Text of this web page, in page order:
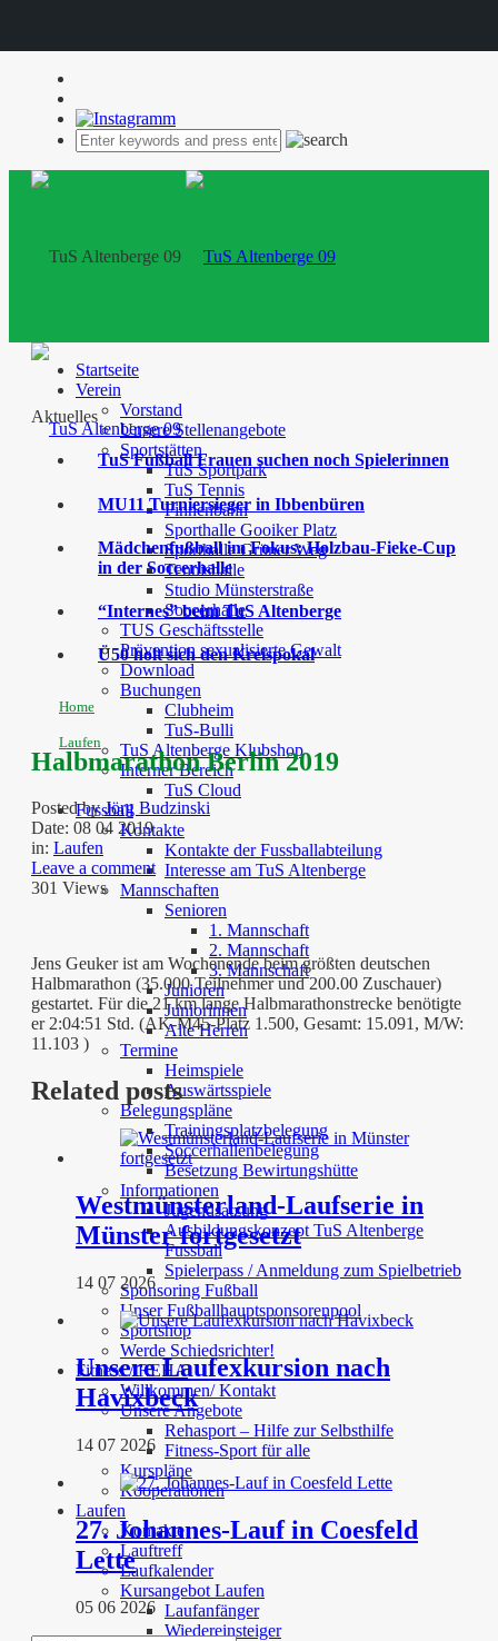
Startseite
Verein
Vorstand
Unsere Stellenangebote
Sportstätten
TuS Sportpark
TuS Tennis
Finnenbahn
Sporthalle Gooiker Platz
Sporthalle Grüner Weg
Tennishalle
Studio Münsterstraße
Soccerhalle
TUS Geschäftsstelle
Prävention sexualisierte Gewalt
Download
Buchungen
Clubheim
TuS-Bulli
TuS Altenberge Klubshop
Interner Bereich
TuS Cloud
Fussball
Kontakte
Kontakte der Fussballabteilung
Interesse am TuS Altenberge
Mannschaften
Senioren
1. Mannschaft
2. Mannschaft
3. Mannschaft
Junioren
Juniorinnen
Alte Herren
Termine
Heimspiele
Auswärtsspiele
Belegungspläne
Trainingsplatzbelegung
Soccerhallenbelegung
Besetzung Bewirtungshütte
Informationen
Jugendsatzung
Ausbildungskonzept TuS Altenberge
Fussball
Spielerpass / Anmeldung zum Spielbetrieb
Sponsoring Fußball
Unser Fußballhauptsponsorenpool
Sportshop
Werde Schiedsrichter!
Fitness / REHA
Willkommen/ Kontakt
Unsere Angebote
Rehasport – Hilfe zur Selbsthilfe
Fitness-Sport für alle
Kurspläne
Kooperationen
Laufen
Kontakte
Lauftreff
Laufkalender
Kursangebot Laufen
Laufanfänger
Wiedereinsteiger
Aktuelles
TuS Fußball Frauen suchen noch Spielerinnen
MU11 Turniersieger in Ibbenbüren
Mädchenfußball im Fokus: Holzbau-Fieke-Cup
in der Soccerhalle
“Internes” beim TuS Altenberge
Ü50 holt sich den Kreispokal
Home
Laufen
Halbmarathon Berlin 2019
Posted byJörg Budzinski
Date: 08 04 2019
in: Laufen
Leave a comment
301 Views
Jens Geuker ist am Wochenende beim größten deutschen
Halbmarathon (35.000 Teilnehmer und 200.00 Zuschauer)
gestartet. Für die 21 km lange Halbmarathonstrecke benötigte
er 2:04:51 Std. (AK-M45-Platz 1.500, Gesamt: 15.091, M/W:
11.103 )
Related posts
Westmünsterland-Laufserie in
Münster fortgesetzt
14 07 2026
Unsere Laufexkursion nach
Havixbeck
14 07 2026
27. Johannes-Lauf in Coesfeld
Lette
05 06 2026